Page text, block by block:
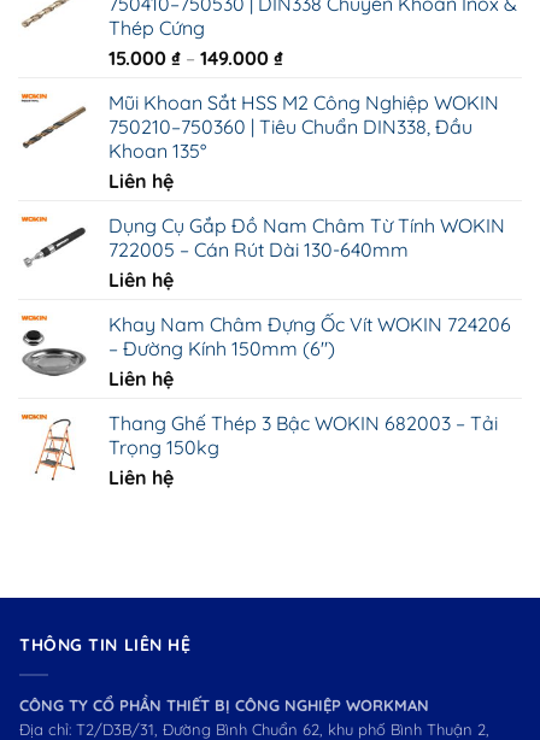
Thép Cứng
15.000 ₫ – 149.000 ₫Khoảng
từ
15.000 ₫
Mũi Khoan Sắt HSS M2 Công Nghiệp WOKIN
750210–750360 | Tiêu Chuẩn DIN338, Đầu
Khoan 135°
Liên hệ
Dụng Cụ Gắp Đồ Nam Châm Từ Tính WOKIN
722005 – Cán Rút Dài 130-640mm
Liên hệ
Khay Nam Châm Đựng Ốc Vít WOKIN 724206
– Đường Kính 150mm (6")
Liên hệ
Thang Ghế Thép 3 Bậc WOKIN 682003 – Tải
Trọng 150kg
Liên hệ
THÔNG TIN LIÊN HỆ
CÔNG TY CỔ PHẦN THIẾT BỊ CÔNG NGHIỆP WORKMAN
Địa chỉ: T2/D3B/31, Đường Bình Chuẩn 62, khu phố Bình Thuận 2,